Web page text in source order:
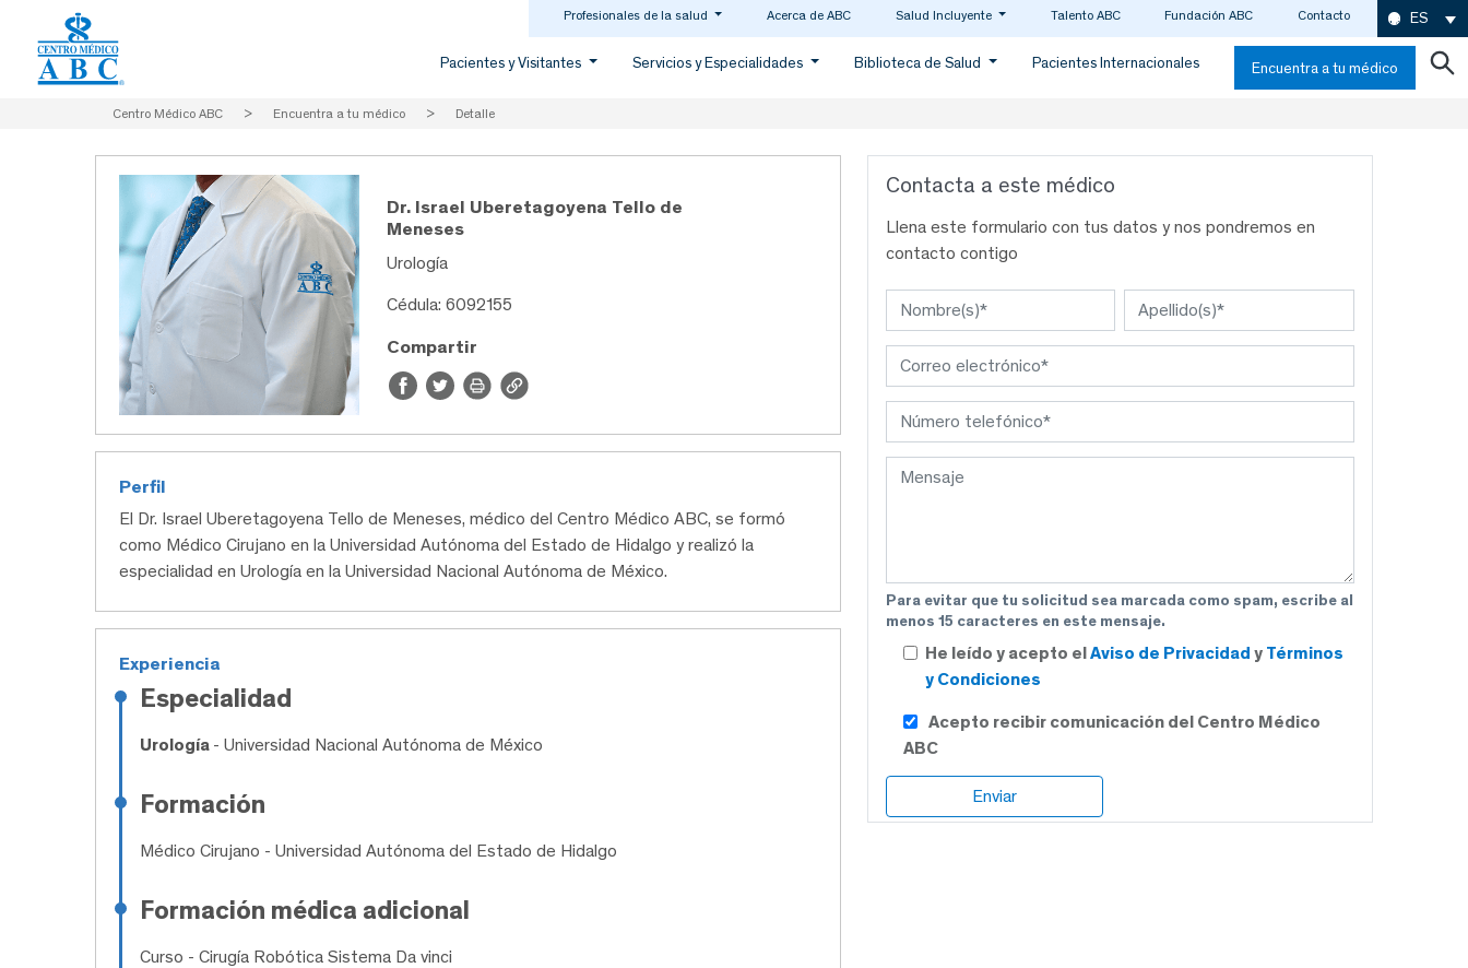
Profesionales de la salud Acerca de ABC Salud Incluyente Talento ABC Fundación ABC Contacto ES
Pacientes y Visitantes Servicios y Especialidades Biblioteca de Salud Pacientes Internacionales Encuentra a tu médico
Centro Médico ABC > Encuentra a tu médico > Detalle
Dr. Israel Uberetagoyena Tello de
Meneses
Urología
Cédula: 6092155
Compartir
Perfil
El Dr. Israel Uberetagoyena Tello de Meneses, médico del Centro Médico ABC, se formó
como Médico Cirujano en la Universidad Autónoma del Estado de Hidalgo y realizó la
especialidad en Urología en la Universidad Nacional Autónoma de México.
Experiencia
Especialidad
Urología - Universidad Nacional Autónoma de México
Formación
Médico Cirujano - Universidad Autónoma del Estado de Hidalgo
Formación médica adicional
Curso - Cirugía Robótica Sistema Da vinci
Contacta a este médico
Llena este formulario con tus datos y nos pondremos en
contacto contigo
Para evitar que tu solicitud sea marcada como spam, escribe al
menos 15 caracteres en este mensaje.
He leído y acepto elAviso de Privacidad y Términos
y Condiciones
Acepto recibir comunicación del Centro Médico
ABC